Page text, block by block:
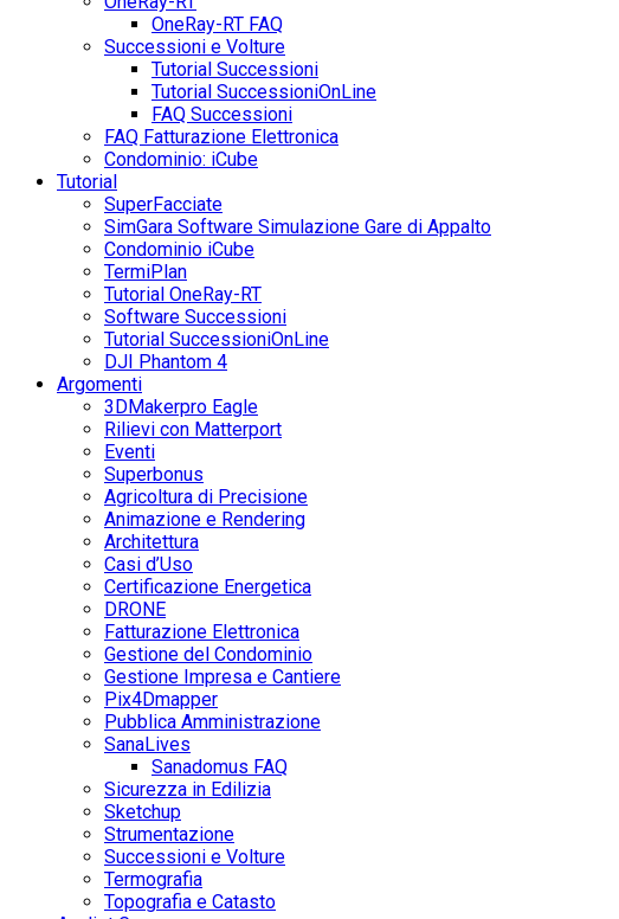
OneRay-RT FAQ
Successioni e Volture
Tutorial Successioni
Tutorial SuccessioniOnLine
FAQ Successioni
FAQ Fatturazione Elettronica
Condominio: iCube
Tutorial
SuperFacciate
SimGara Software Simulazione Gare di Appalto
Condominio iCube
TermiPlan
Tutorial OneRay-RT
Software Successioni
Tutorial SuccessioniOnLine
DJI Phantom 4
Argomenti
3DMakerpro Eagle
Rilievi con Matterport
Eventi
Superbonus
Agricoltura di Precisione
Animazione e Rendering
Architettura
Casi d’Uso
Certificazione Energetica
DRONE
Fatturazione Elettronica
Gestione del Condominio
Gestione Impresa e Cantiere
Pix4Dmapper
Pubblica Amministrazione
SanaLives
Sanadomus FAQ
Sicurezza in Edilizia
Sketchup
Strumentazione
Successioni e Volture
Termografia
Topografia e Catasto